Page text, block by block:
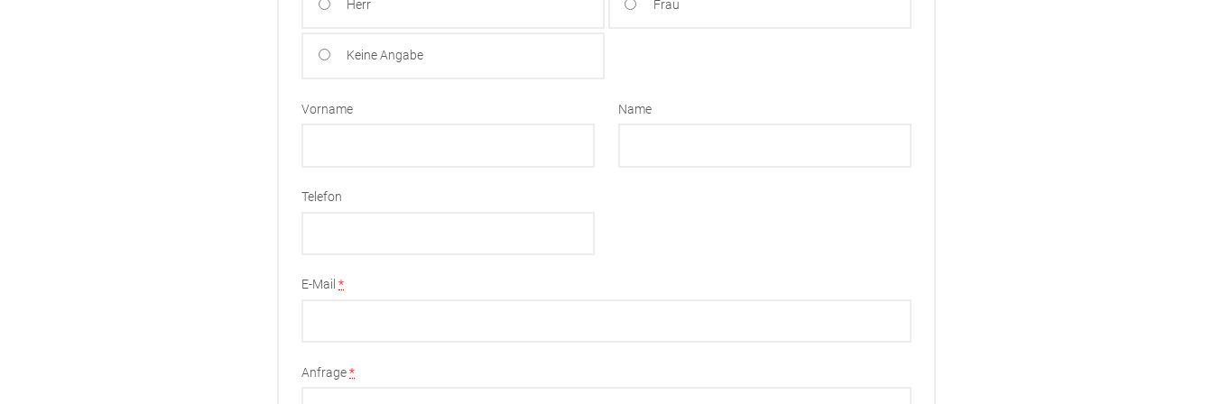
Herr Frau
Keine Angabe
Vorname Name
Telefon
E-Mail*
Anfrage*